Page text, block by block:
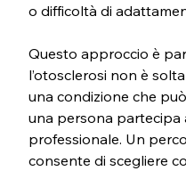
o difficoltà di
Questo approccio è
l’otosclerosi non è
una condizione che
una persona partecipa
professionale. Un
consente di scegliere